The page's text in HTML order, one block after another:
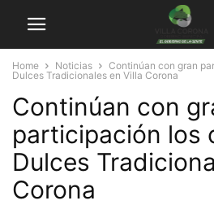
Home Noticias
Continúan con gran
Dulces Tradicionales en Villa Corona
Continúan con
participación los
Dulces
Corona